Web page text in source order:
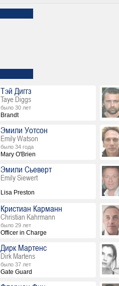
Тэй Диггз
Taye Diggs
было 30 лет
Brandt
Эмили Уотсон
Emily Watson
было 34 года
Mary O'Brien
Эмили Сьеверт
Emily Siewert
Lisa Preston
Кристиан Карманн
Christian Kahrmann
было 29 лет
Officer in Charge
Дирк Мартенс
Dirk Martens
было 37 лет
Gate Guard